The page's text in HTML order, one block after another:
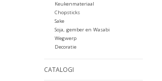
Keukenmateriaal
Chopsticks
Sake
Soja, gember en Wasabi
Wegwerp
Decoratie
CATALOGI